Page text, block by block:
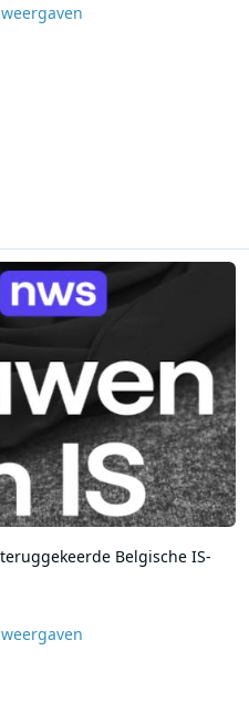
Belgische IS-
Belgische IS-